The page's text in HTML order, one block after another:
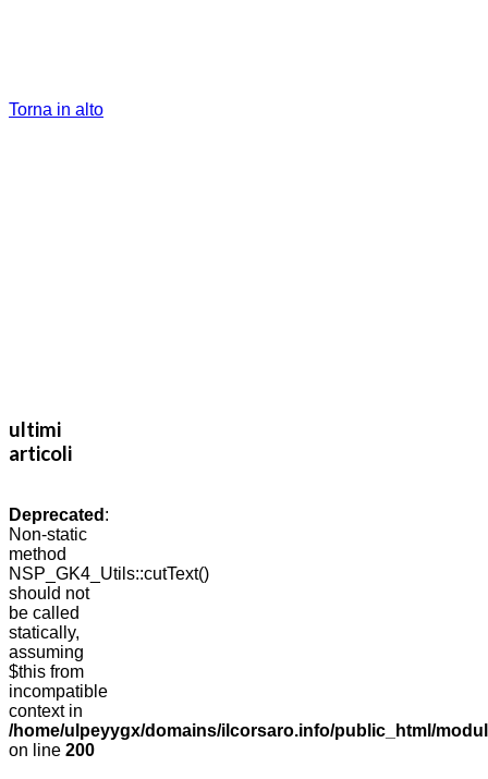
Torna in alto
ultimi
articoli
Deprecated :
Non-static
method
NSP_GK4_Utils::cutText()
should not
be called
statically,
assuming
$this from
incompatible
context in
/home/ulpeyygx/domains/ilcorsaro.info/public_html/
on line 200